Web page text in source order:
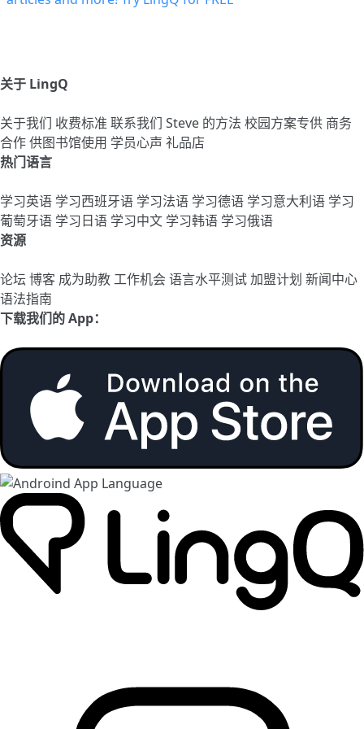
关于 LingQ
关于我们 收费标准 联系我们 Steve 的方法 校园方案专供 商务
合作供图书馆使用 学员心声 礼品店
热门语言
学习英语 学习西班牙语 学习法语 学习德语 学习意大利语 学习
葡萄牙语 学习日语 学习中文 学习韩语 学习俄语
资源
论坛 博客 成为助教工作机会语言水平测试加盟计划 新闻中心
语法指南
下载我们的 App：